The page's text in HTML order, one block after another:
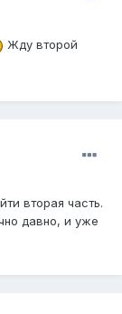
Жду второй
вторая часть.
давно, и уже